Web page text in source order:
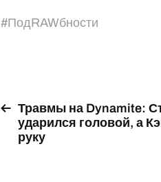
#ПодRAWбности
Травмы на Dynamite:
ударился головой, а
руку